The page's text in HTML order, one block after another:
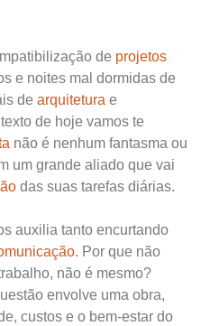
de projetos
e noites mal dormidas de
de arquitetura e
de hoje vamos te
não é nenhum fantasma ou
um grande aliado que vai
das suas tarefas diárias.
auxilia tanto encurtando
. Por que não
não é mesmo?
envolve uma obra,
custos e o bem-estar do